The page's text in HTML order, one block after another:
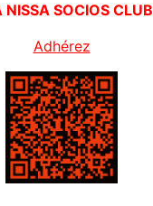
NISSA SOCIOS CLUB
Adhérez